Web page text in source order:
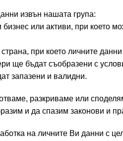
извън нашата група:
или активи, при което
при което личните данни
ще бъдат съобразени с
запазени и валидни.
разкриваме или
и да спазим законови и
на личните Ви данни с